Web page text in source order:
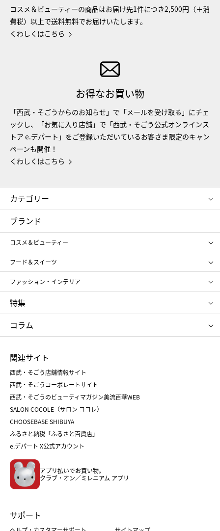
コスメ＆ビューティーの商品はお届け先1件につき2,500円（＋消
費税）以上で送料無料でお届けいたします。
くわしくはこちら
お得なお買い物
「西武・そごうからのお知らせ」で「メールを受け取る」にチェ
ックし、「お気に入り店舗」で「西武・そごう公式オンラインス
トア e.デパート」をご登録いただいているお客さま限定のキャン
ペーンも開催！
くわしくはこちら
カテゴリー
コスメ＆ビューティー
ギフト
レディース
メンズ
スポーツ・アウトドア
お中元
お歳暮
ブランド
コスメ＆ビューティー
SHISEIDO
ポール&ジョー ボーテ
ジルスチュアート
NARS
RMK
クリニーク
SK-Ⅱ
フード＆スイーツ
アンリ・シャルパンティエ
ゴディバ
新宿高野
たねや
ねんりん家
ファッション・インテリア
ポロ ラルフ ローレン
タケオ キクチ
ママ＆キッズ
シュタイフ
特集
お中元
ひな人形
五月人形
父の日
クリスマスケーキ
ホワイトデー
コラム
菓子折り
和菓子
人気のギフト
バレンタイン
ホワイトデー
おせち
フード
ホーム・キッチン＆アート
関連サイト
西武・そごう店舗情報サイト
西武・そごうコーポレートサイト
西武・そごうのビューティマガジン美流百華WEB
SALON COCOLE（サロン ココレ）
CHOOSEBASE SHIBUYA
ふるさと納税「ふるさと百貨店」
e.デパート X公式アカウント
アプリ払いでお買い物。
クラブ・オン／ミレニアム アプリ
サポート